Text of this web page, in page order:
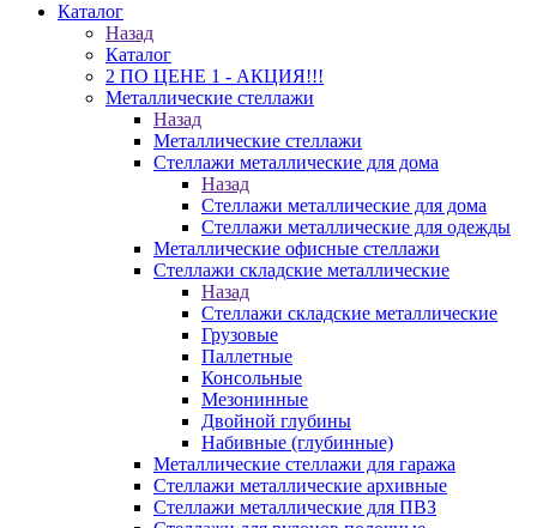
Каталог
Назад
Каталог
2 ПО ЦЕНЕ 1 - АКЦИЯ!!!
Металлические стеллажи
Назад
Металлические стеллажи
Стеллажи металлические для дома
Назад
Стеллажи металлические для дома
Стеллажи металлические для одежды
Металлические офисные стеллажи
Стеллажи складские металлические
Назад
Стеллажи складские металлические
Грузовые
Паллетные
Консольные
Мезонинные
Двойной глубины
Набивные (глубинные)
Металлические стеллажи для гаража
Стеллажи металлические архивные
Стеллажи металлические для ПВЗ